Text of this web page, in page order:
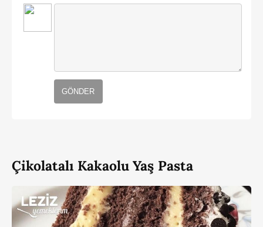
GÖNDER
Çikolatalı Kakaolu Yaş Pasta